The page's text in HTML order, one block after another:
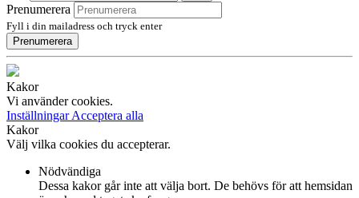
Prenumerera
Fyll i din mailadress och tryck enter
Prenumerera
Kakor
Vi använder cookies.
InställningarAcceptera alla
Kakor
Välj vilka cookies du accepterar.
Nödvändiga
Dessa kakor går inte att välja bort. De behövs för att hemsidan